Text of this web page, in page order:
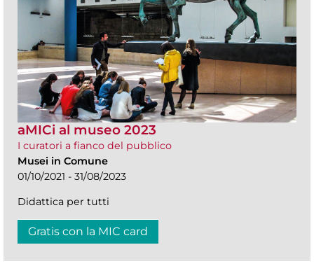
aMICi al museo 2023
I curatori a fianco del pubblico
Musei in Comune
01/10/2021 - 31/08/2023
Didattica per tutti
Gratis con la MIC card